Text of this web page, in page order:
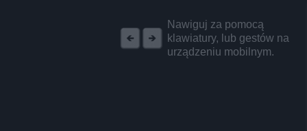
Nawiguj za pomocą
klawiatury, lub gestów na
urządzeniu mobilnym.